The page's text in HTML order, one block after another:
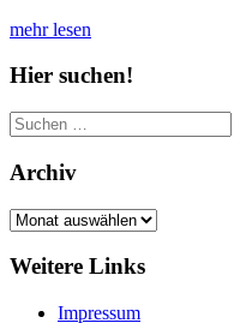
Hier suchen!
Suchen
nach:
Archiv
Archiv
Weitere Links
Impressum